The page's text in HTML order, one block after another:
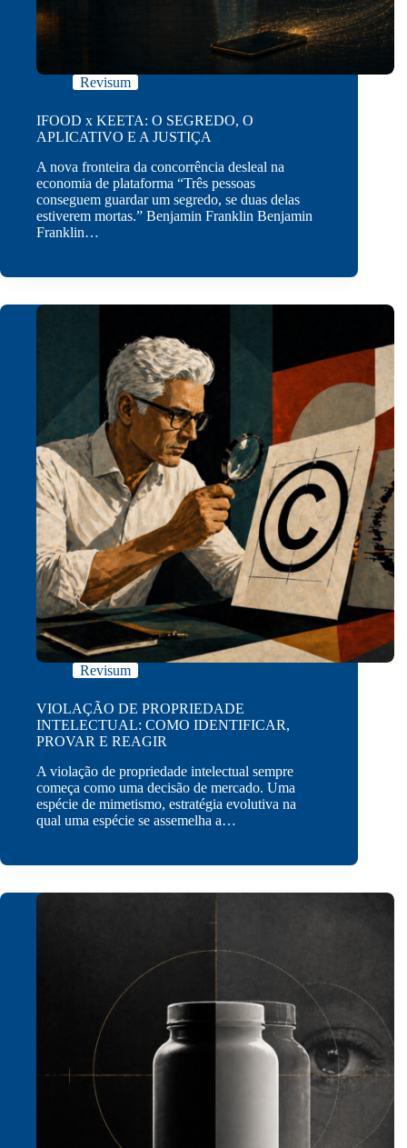
Revisum
IFOOD x KEETA: O SEGREDO, O
APLICATIVO E A JUSTIÇA
A nova fronteira da concorrência desleal na
economia de plataforma “Três pessoas
conseguem guardar um segredo, se duas delas
estiverem mortas.” Benjamin Franklin Benjamin
Franklin…
Revisum
VIOLAÇÃO DE PROPRIEDADE
INTELECTUAL: COMO IDENTIFICAR,
PROVAR E REAGIR
A violação de propriedade intelectual sempre
começa como uma decisão de mercado. Uma
espécie de mimetismo, estratégia evolutiva na
qual uma espécie se assemelha a…